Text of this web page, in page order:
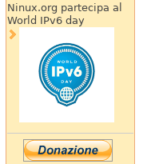
Ninux.org partecipa al
World IPv6 day